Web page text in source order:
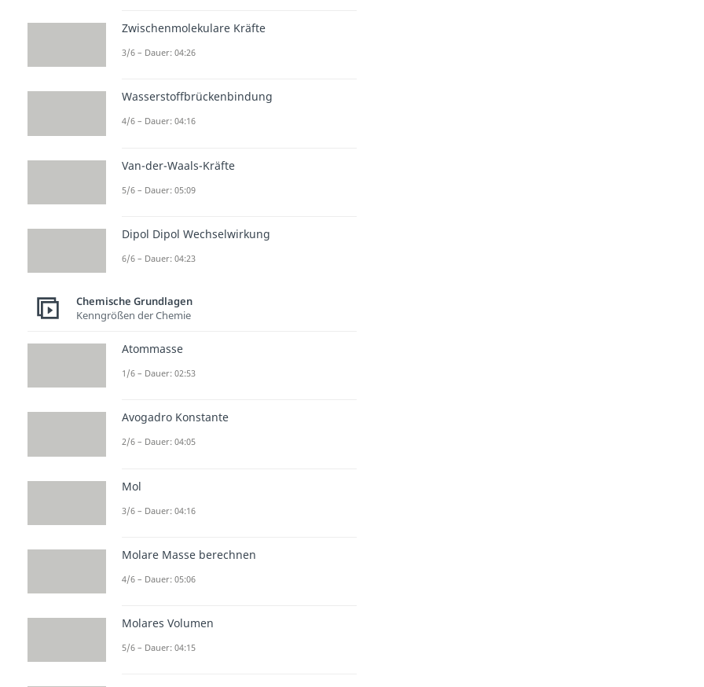
Zwischenmolekulare Kräfte
3/6 – Dauer: 04:26
Wasserstoffbrückenbindung
4/6 – Dauer: 04:16
Van-der-Waals-Kräfte
5/6 – Dauer: 05:09
Dipol Dipol Wechselwirkung
6/6 – Dauer: 04:23
Chemische Grundlagen
Kenngrößen der Chemie
Atommasse
1/6 – Dauer: 02:53
Avogadro Konstante
2/6 – Dauer: 04:05
Mol
3/6 – Dauer: 04:16
Molare Masse berechnen
4/6 – Dauer: 05:06
Molares Volumen
5/6 – Dauer: 04:15